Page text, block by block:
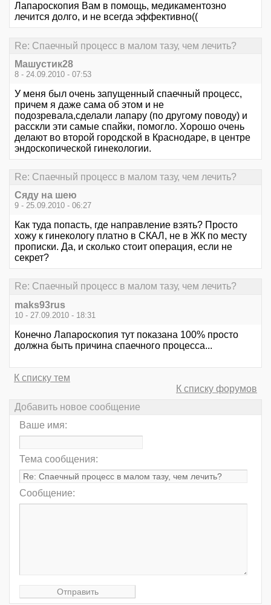
Лапароскопия Вам в помощь, медикаментозно
лечится долго, и не всегда эффективно((
Re: Спаечный процесс в малом тазу, чем лечить?
Машустик28
8 - 24.09.2010 - 07:53
У меня был очень запущенный спаечный процесс,
причем я даже сама об этом и не
подозревала,сделали лапару (по другому поводу) и
расскли эти самые спайки, помогло. Хорошо очень
делают во второй городской в Краснодаре, в центре
эндоскопической гинекологии.
Re: Спаечный процесс в малом тазу, чем лечить?
Сяду на шею
9 - 25.09.2010 - 06:27
Как туда попасть, где направление взять? Просто
хожу к гинекологу платно в СКАЛ, не в ЖК по месту
прописки. Да, и сколько стоит операция, если не
секрет?
Re: Спаечный процесс в малом тазу, чем лечить?
maks93rus
10 - 27.09.2010 - 18:31
Конечно Лапароскопия тут показана 100% просто
должна быть причина спаечного процесса...
К списку тем
К списку форумов
Добавить новое сообщение
Ваше имя:
Тема сообщения:
Сообщение: